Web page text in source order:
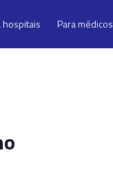
hospitais Para médicos